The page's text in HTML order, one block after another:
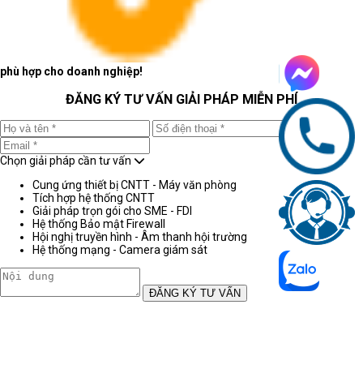
phù hợp cho doanh nghiệp!
ĐĂNG KÝ TƯ VẤN GIẢI PHÁP MIỄN PHÍ
Chọn giải pháp cần tư vấn
Cung ứng thiết bị CNTT - Máy văn phòng
Tích hợp hệ thống CNTT
Giải pháp trọn gói cho SME - FDI
Hệ thống Bảo mật Firewall
Hội nghị truyền hình - Âm thanh hội trường
Hệ thống mạng - Camera giám sát
ĐĂNG KÝ TƯ VẤN